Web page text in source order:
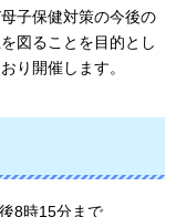
子保健対策の今後の
図ることを目的とし
り開催します。
8時15分まで